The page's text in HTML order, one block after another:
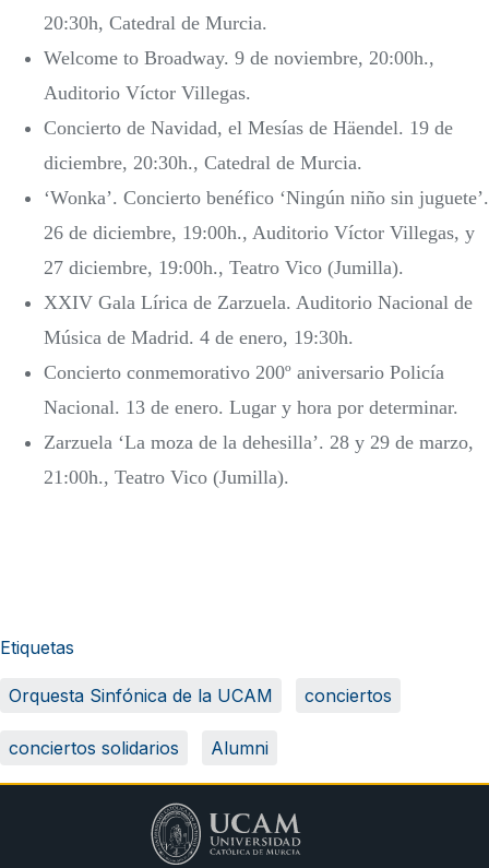
20:30h, Catedral de Murcia.
Welcome to Broadway. 9 de noviembre, 20:00h.,
Auditorio Víctor Villegas.
Concierto de Navidad, el Mesías de Häendel. 19 de
diciembre, 20:30h., Catedral de Murcia.
‘Wonka’. Concierto benéfico ‘Ningún niño sin juguete’.
26 de diciembre, 19:00h., Auditorio Víctor Villegas, y
27 diciembre, 19:00h., Teatro Vico (Jumilla).
XXIV Gala Lírica de Zarzuela. Auditorio Nacional de
Música de Madrid. 4 de enero, 19:30h.
Concierto conmemorativo 200º aniversario Policía
Nacional. 13 de enero. Lugar y hora por determinar.
Zarzuela ‘La moza de la dehesilla’. 28 y 29 de marzo,
21:00h., Teatro Vico (Jumilla).
Etiquetas
Orquesta Sinfónica de la UCAM conciertos
conciertos solidarios Alumni